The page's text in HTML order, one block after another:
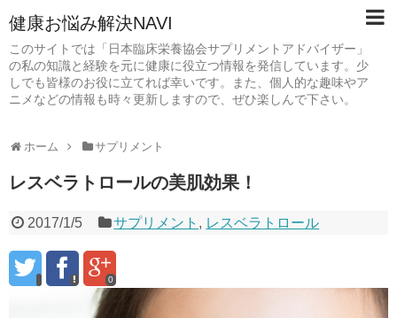
健康お悩み解決NAVI
このサイトでは「日本臨床栄養協会サプリメントアドバイザー」
の私の知識と経験を元に健康に役立つ情報を発信しています。少
しでも皆様のお役に立てれば幸いです。また、個人的な趣味やア
ニメなどの情報も時々更新しますので、ぜひ楽しんで下さい。
ホーム サプリメント
レスベラトロールの美肌効果！
2017/1/5 サプリメント , レスベラトロール
0